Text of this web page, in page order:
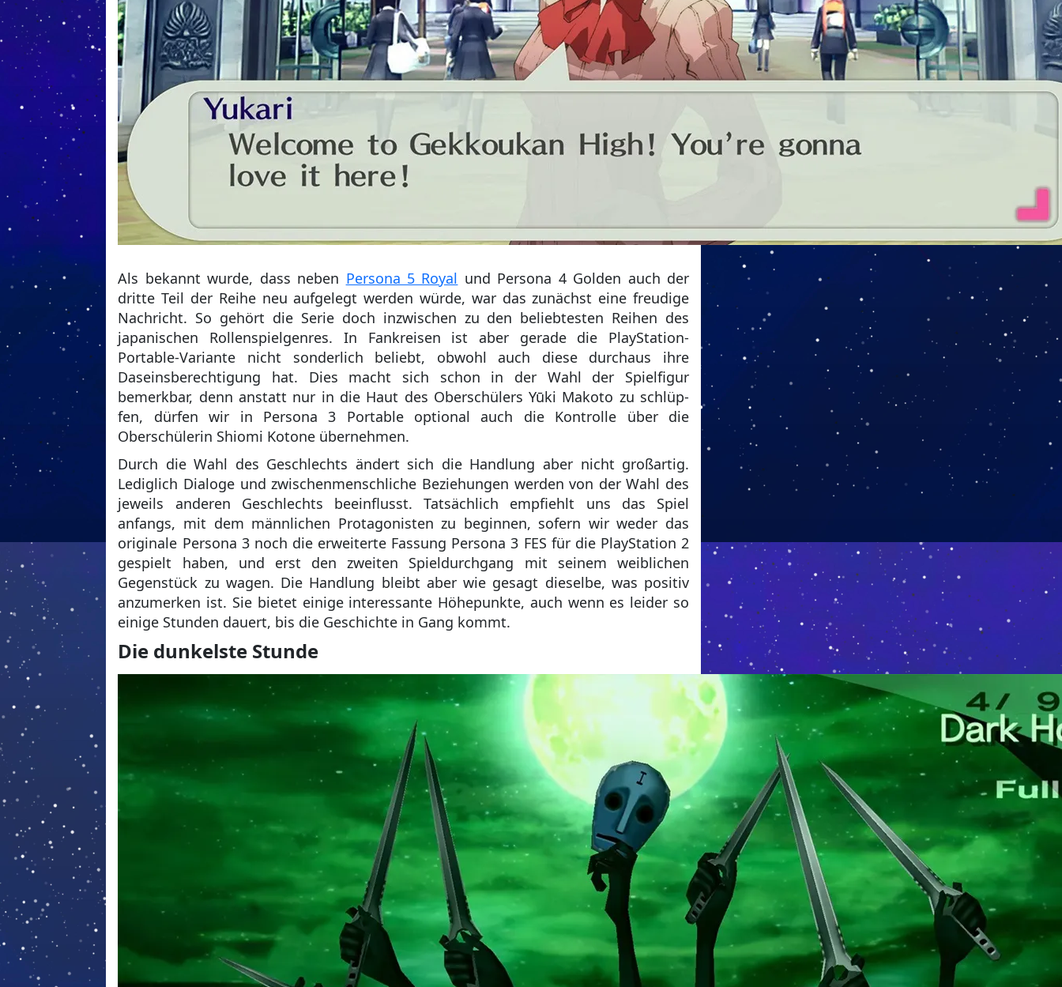
Als bekannt wurde, dass neben Persona 5 Royal und Persona 4 Golden auch der
dritte Teil der Reihe neu aufgelegt werden würde, war das zunächst eine freudige
Nachricht. So gehört die Serie doch inzwischen zu den beliebtesten Reihen des
japanischen Rollenspielgenres. In Fankreisen ist aber gerade die PlayStation-
Portable-Variante nicht sonderlich beliebt, obwohl auch diese durchaus ihre
Daseinsberechtigung hat. Dies macht sich schon in der Wahl der Spielfigur
bemerkbar, denn anstatt nur in die Haut des Oberschülers Yūki Makoto zu schlüp-
fen, dürfen wir in Persona 3 Portable optional auch die Kontrolle über die
Oberschülerin Shiomi Kotone übernehmen.
Durch die Wahl des Geschlechts ändert sich die Handlung aber nicht großartig.
Lediglich Dialoge und zwischenmenschliche Beziehungen werden von der Wahl des
jeweils anderen Geschlechts beeinflusst. Tatsächlich empfiehlt uns das Spiel
anfangs, mit dem männlichen Protagonisten zu beginnen, sofern wir weder das
originale Persona 3 noch die erweiterte Fassung Persona 3 FES für die PlayStation 2
gespielt haben, und erst den zweiten Spieldurchgang mit seinem weiblichen
Gegenstück zu wagen. Die Handlung bleibt aber wie gesagt dieselbe, was positiv
anzumerken ist. Sie bietet einige interessante Höhepunkte, auch wenn es leider so
einige Stunden dauert, bis die Geschichte in Gang kommt.
Die dunkelste Stunde